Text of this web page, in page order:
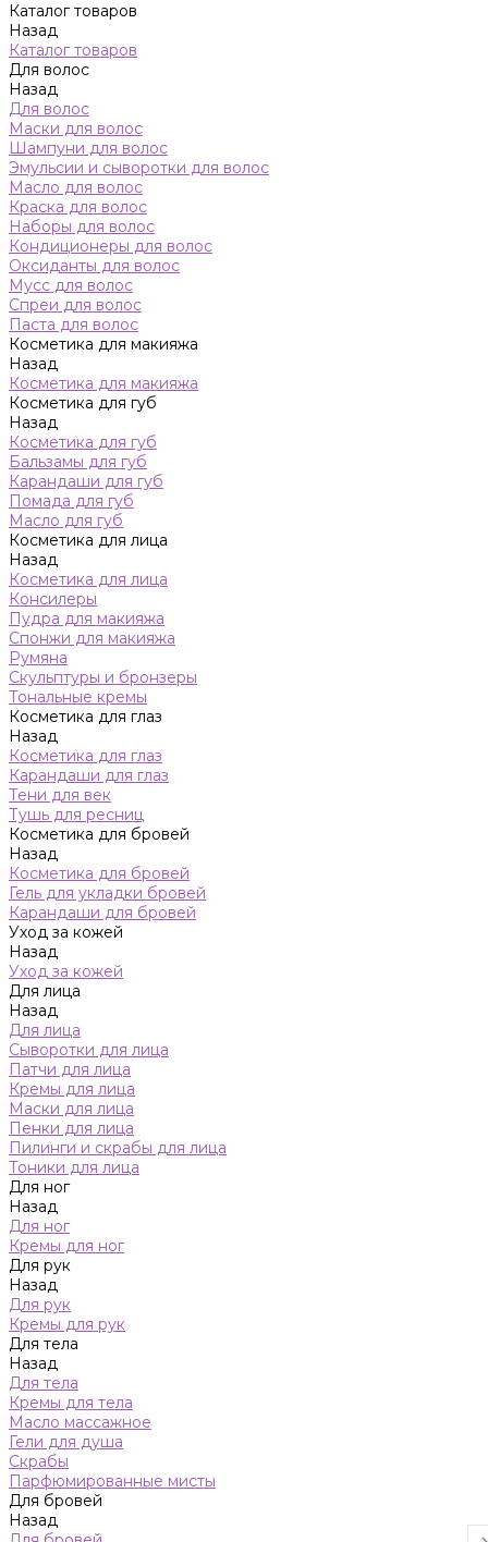
Каталог товаров
Назад
Каталог товаров
Для волос
Назад
Для волос
Маски для волос
Шампуни для волос
Эмульсии и сыворотки для волос
Масло для волос
Краска для волос
Наборы для волос
Кондиционеры для волос
Оксиданты для волос
Мусс для волос
Спреи для волос
Паста для волос
Косметика для макияжа
Назад
Косметика для макияжа
Косметика для губ
Назад
Косметика для губ
Бальзамы для губ
Карандаши для губ
Помада для губ
Масло для губ
Косметика для лица
Назад
Косметика для лица
Консилеры
Пудра для макияжа
Спонжи для макияжа
Румяна
Скульптуры и бронзеры
Тональные кремы
Косметика для глаз
Назад
Косметика для глаз
Карандаши для глаз
Тени для век
Тушь для ресниц
Косметика для бровей
Назад
Косметика для бровей
Гель для укладки бровей
Карандаши для бровей
Уход за кожей
Назад
Уход за кожей
Для лица
Назад
Для лица
Сыворотки для лица
Патчи для лица
Кремы для лица
Маски для лица
Пенки для лица
Пилинги и скрабы для лица
Тоники для лица
Для ног
Назад
Для ног
Кремы для ног
Для рук
Назад
Для рук
Кремы для рук
Для тела
Назад
Для тела
Кремы для тела
Масло массажное
Гели для душа
Скрабы
Парфюмированные мисты
Для бровей
Назад